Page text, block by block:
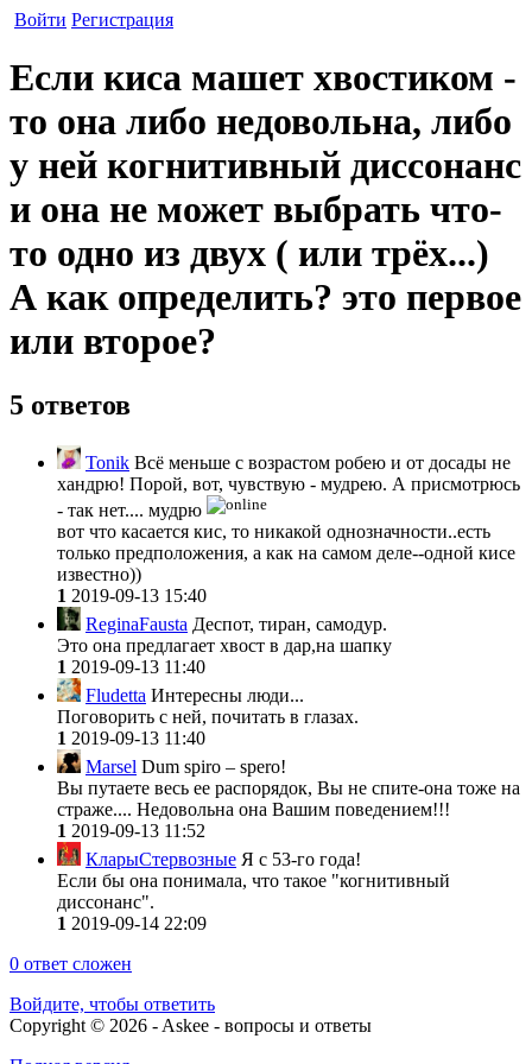
Войти Регистрация
Если киса машет хвостиком -
то она либо недовольна, либо
у ней когнитивный диссонанс
и она не может выбрать что-
то одно из двух ( или трёх...)
А как определить? это первое
или второе?
5 ответов
Tonik Всё меньше с возрастом робею и от досады не
хандрю! Порой, вот, чувствую - мудрею. А присмотрюсь
- так нет.... мудрю
вот что касается кис, то никакой однозначности..есть
только предположения, а как на самом деле--одной кисе
известно))
1 2019-09-13 15:40
ReginaFausta Деспот, тиран, самодур.
Это она предлагает хвост в дар,на шапку
1 2019-09-13 11:40
Fludetta Интересны люди...
Поговорить с ней, почитать в глазах.
1 2019-09-13 11:40
Marsel Dum spiro – spero!
Вы путаете весь ее распорядок, Вы не спите-она тоже на
страже.... Недовольна она Вашим поведением!!!
1 2019-09-13 11:52
КларыСтервозные Я с 53-го года!
Если бы она понимала, что такое "когнитивный
диссонанс".
1 2019-09-14 22:09
0 ответ сложен
Войдите, чтобы ответить
Copyright © 2026 - Askee - вопросы и ответы